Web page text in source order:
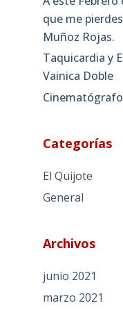
que me
Muñoz Rojas.
Taquicardia y
Vainica Doble
Categorías
El Quijote
General
Archivos
junio 2021
marzo 2021